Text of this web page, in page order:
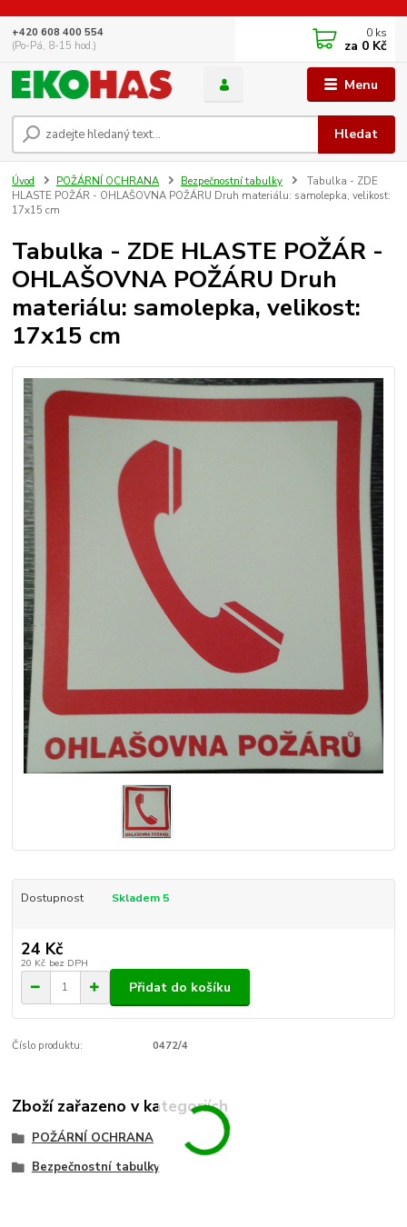
Menu
Hledat
+420 608 400 554
(Po-Pá, 8-15 hod.)
0 ks
za 0 Kč
Úvod POŽÁRNÍ OCHRANA Bezpečnostní tabulky
Tabulka - ZDE
HLASTE POŽÁR - OHLAŠOVNA POŽÁRU Druh materiálu: samolepka, velikost:
17x15 cm
Tabulka - ZDE HLASTE POŽÁR -
OHLAŠOVNA POŽÁRU Druh
materiálu: samolepka, velikost:
17x15 cm
Dostupnost Skladem 5
24 Kč
20 Kč bez DPH
Přidat do košíku
Číslo produktu: 0472/4
Zboží zařazeno v kategoriích
POŽÁRNÍ OCHRANA
Bezpečnostní tabulky